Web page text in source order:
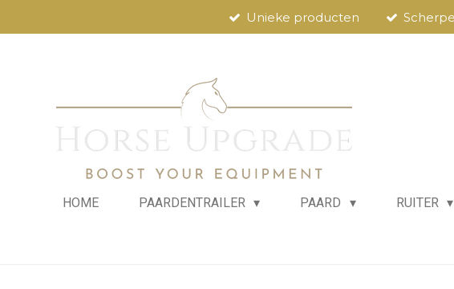
hoofdinhoud
Unieke producten
HOME PAARDENTRAILER PAARD RUITER